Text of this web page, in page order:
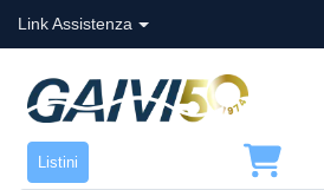
Link Assistenza
Listini